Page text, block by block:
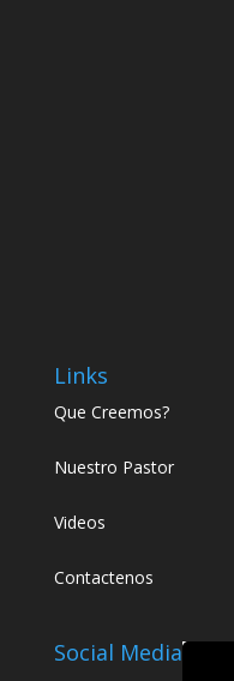
Links
Que Creemos?
Nuestro Pastor
Videos
Contactenos
Social Media